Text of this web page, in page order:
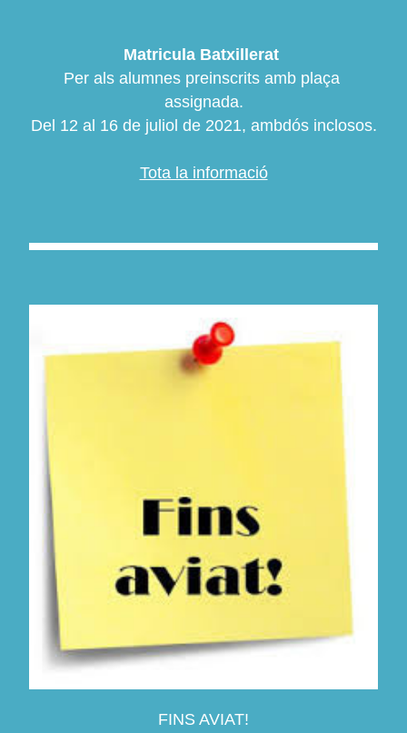
Matricula Batxillerat
Per als alumnes preinscrits amb plaça
assignada.
Del 12 al 16 de juliol de 2021, ambdós inclosos.
Tota la informació
FINS AVIAT!